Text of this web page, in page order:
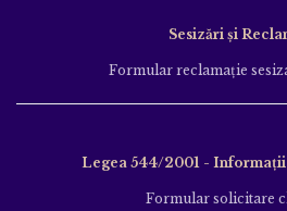
Sesizări și
Formular reclamație
Legea 544/2001 -
Formular solicitare